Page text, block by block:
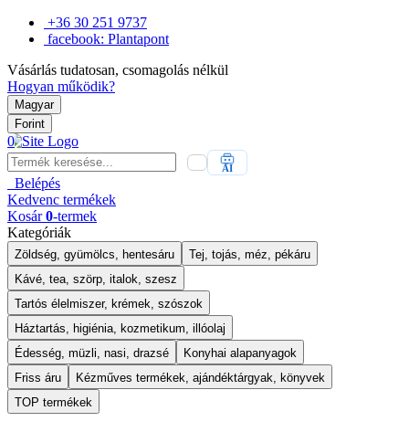
+36 30 251 9737
facebook: Plantapont
Vásárlás tudatosan, csomagolás nélkül
Hogyan működik?
Magyar
Forint
0
AI
Belépés
Kedvenc termékek
Kosár 0-termek
Kategóriák
Zöldség, gyümölcs, hentesáru
Tej, tojás, méz, pékáru
Kávé, tea, szörp, italok, szesz
Tartós élelmiszer, krémek, szószok
Háztartás, higiénia, kozmetikum, illóolaj
Édesség, müzli, nasi, drazsé
Konyhai alapanyagok
Friss áru
Kézműves termékek, ajándéktárgyak, könyvek
TOP termékek